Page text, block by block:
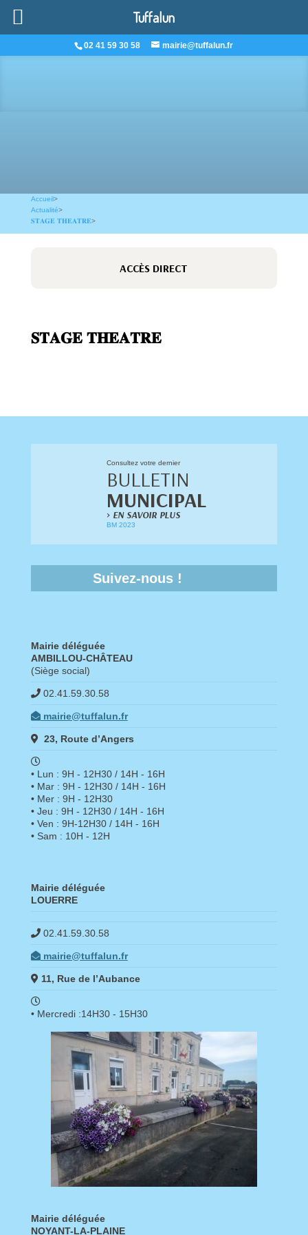
02 41 59 30 58 mairie@tuffalun.fr
Accueil>
Actualité>
𝐒𝐓𝐀𝐆𝐄 𝐓𝐇𝐄𝐀𝐓𝐑𝐄>
ACCÈS DIRECT
𝐒𝐓𝐀𝐆𝐄 𝐓𝐇𝐄𝐀𝐓𝐑𝐄
Consultez votre dernier
BULLETIN
MUNICIPAL
> EN SAVOIR PLUS
BM 2023
Suivez-nous !
Mairie déléguée
AMBILLOU-CHÂTEAU
(Siège social)
02.41.59.30.58
mairie@tuffalun.fr
23, Route d’Angers
• Lun : 9H - 12H30 / 14H - 16H
• Mar : 9H - 12H30 / 14H - 16H
• Mer : 9H - 12H30
• Jeu : 9H - 12H30 / 14H - 16H
• Ven : 9H-12H30 / 14H - 16H
• Sam : 10H - 12H
Mairie déléguée
LOUERRE
02.41.59.30.58
mairie@tuffalun.fr
11, Rue de l’Aubance
• Mercredi :14H30 - 15H30
Mairie déléguée
NOYANT-LA-PLAINE
Tuffalun